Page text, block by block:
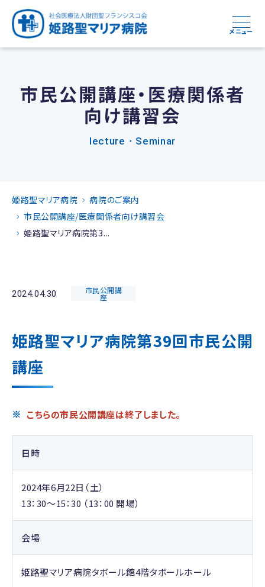
メニュー
市民公開講座・医療関係者
向け講習会
lecture・Seminar
姫路聖マリア病院
病院のご案内
市民公開講座/医療関係者向け講習会
姫路聖マリア病院第3...
2024.04.30 市民公開講
座
姫路聖マリア病院第39回市民公開
講座
こちらの市民公開講座は終了しました。
日時
2024年6月22日（土）
13：30～15：30 （13：00 開場）
会場
姫路聖マリア病院タボール館4階タボールホール